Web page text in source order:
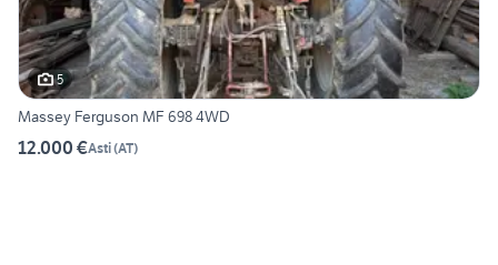
5
Massey Ferguson MF 698 4WD
12.000 €Asti(AT)